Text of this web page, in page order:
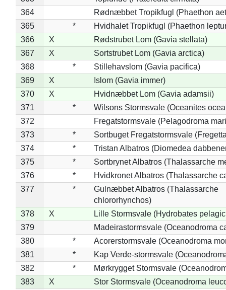
364
Rødnæbbet Tropikfugl (Phaethon
365
*
Hvidhalet Tropikfugl (Phaethon
366
X
Rødstrubet Lom (Gavia stellata)
367
X
Sortstrubet Lom (Gavia arctica)
368
*
Stillehavslom (Gavia pacifica)
369
X
Islom (Gavia immer)
370
X
Hvidnæbbet Lom (Gavia adamsii)
371
*
Wilsons Stormsvale (Oceanites
372
Fregatstormsvale (Pelagodroma
373
*
Sortbuget Fregatstormsvale
374
*
Tristan Albatros (Diomedea
375
*
Sortbrynet Albatros (Thalassarche
376
*
Hvidkronet Albatros (Thalassarche
377
*
Gulnæbbet Albatros (Thalassarche
chlororhynchos)
378
X
Lille Stormsvale (Hydrobates
379
Madeirastormsvale (Oceanodroma
380
*
Acorerstormsvale (Oceanodroma
381
*
Kap Verde-stormsvale
382
*
Mørkrygget Stormsvale
383
X
Stor Stormsvale (Oceanodroma